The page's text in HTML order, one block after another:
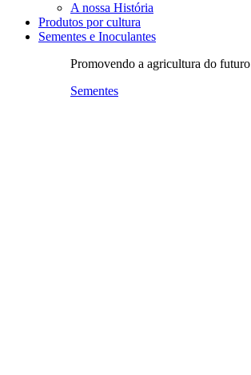
A nossa História
Produtos por cultura
Sementes e Inoculantes
Promovendo a agricultura do futuro
Sementes